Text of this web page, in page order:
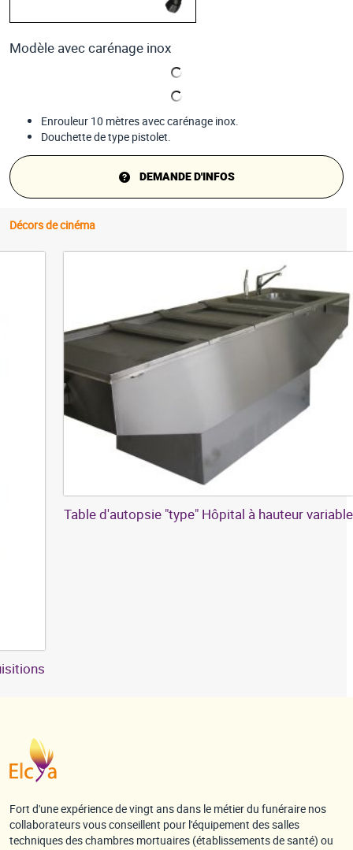
Modèle avec carénage inox
Enrouleur 10 mètres avec carénage inox.
Douchette de type pistolet.
DEMANDE D'INFOS
Décors de cinéma
Table d'autopsie "type" Hôpital à hauteur variable
Fort d'une expérience de vingt ans dans le métier du funéraire nos
collaborateurs vous conseillent pour l'équipement des salles
techniques des chambres mortuaires (établissements de santé) ou